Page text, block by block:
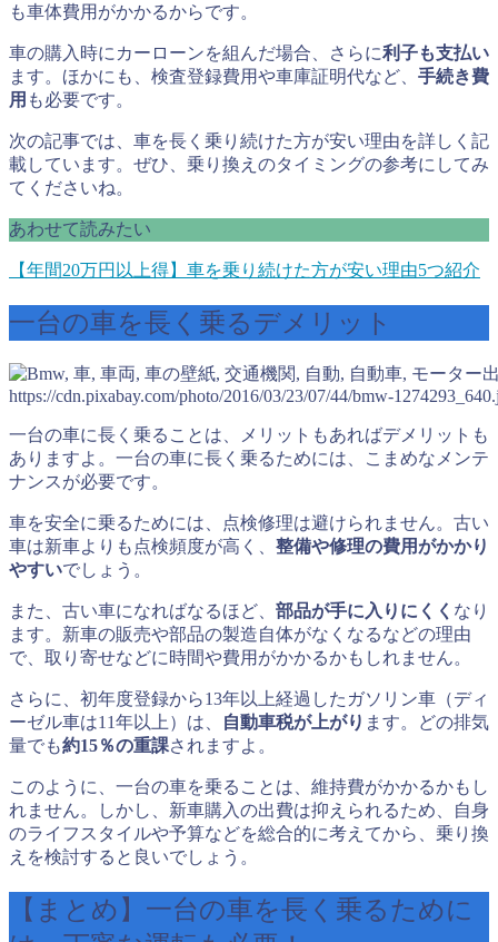
も車体費用がかかるからです。
車の購入時にカーローンを組んだ場合、さらに利子も支払い
ます。ほかにも、検査登録費用や車庫証明代など、 手続き費
用 も必要です。
次の記事では、車を長く乗り続けた方が安い理由を詳しく記
載しています。ぜひ、乗り換えのタイミングの参考にしてみ
てくださいね。
あわせて読みたい
【年間20万円以上得】車を乗り続けた方が安い理由5つ紹介
一台の車を長く乗るデメリット
https://cdn.pixabay.com/photo/2016/03/23/07/44/bmw-
一台の車に長く乗ることは、メリットもあればデメリットも
ありますよ。一台の車に長く乗るためには、こまめなメンテ
ナンスが必要です。
車を安全に乗るためには、点検修理は避けられません。古い
車は新車よりも点検頻度が高く、 整備や修理の費用がかかり
やすいでしょう。
また、古い車になればなるほど、 部品が手に入りにくく なり
ます。新車の販売や部品の製造自体がなくなるなどの理由
で、取り寄せなどに時間や費用がかかるかもしれません。
さらに、初年度登録から13年以上経過したガソリン車（ディ
ーゼル車は11年以上）は、
自動車税が上がり ます。どの排気
量でも約15％の重課されますよ。
このように、一台の車を乗ることは、維持費がかかるかもし
れません。しかし、新車購入の出費は抑えられるため、自身
のライフスタイルや予算などを総合的に考えてから、乗り換
えを検討すると良いでしょう。
【まとめ】一台の車を長く乗るために